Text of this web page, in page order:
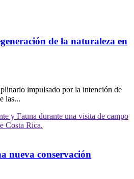
de la naturaleza en
impulsado por la intención de
las...
nueva conservación